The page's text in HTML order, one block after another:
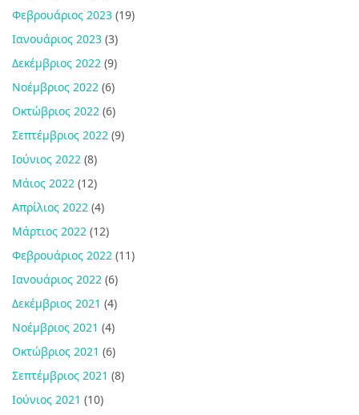
Φεβρουάριος 2023 (19)
Ιανουάριος 2023 (3)
Δεκέμβριος 2022 (9)
Νοέμβριος 2022 (6)
Οκτώβριος 2022 (6)
Σεπτέμβριος 2022 (9)
Ιούνιος 2022 (8)
Μάιος 2022 (12)
Απρίλιος 2022 (4)
Μάρτιος 2022 (12)
Φεβρουάριος 2022 (11)
Ιανουάριος 2022 (6)
Δεκέμβριος 2021 (4)
Νοέμβριος 2021 (4)
Οκτώβριος 2021 (6)
Σεπτέμβριος 2021 (8)
Ιούνιος 2021 (10)